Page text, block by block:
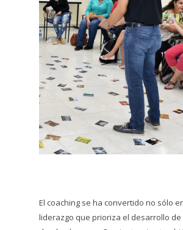
El coaching se ha convertido no sólo
liderazgo que prioriza el desarrollo